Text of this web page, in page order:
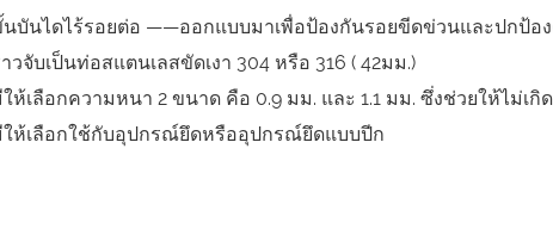
บันไดไร้รอยต่อ ——ออกแบบมาเพื่อป้องกันรอยขีดข่วนและปกป้อ
วจับเป็นท่อสแตนเลสขัดเงา 304 หรือ 316 ( 42มม.)
ห้เลือกความหนา 2 ขนาด คือ 0.9 มม. และ 1.1 มม. ซึ่งช่วยให้ไม่เ
ห้เลือกใช้กับอุปกรณ์ยึดหรืออุปกรณ์ยึดแบบปีก